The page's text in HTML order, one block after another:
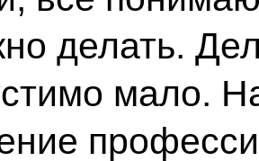
делать.
мало.